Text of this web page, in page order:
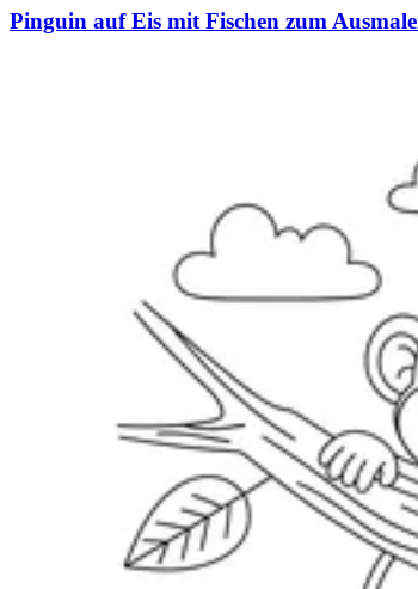
Pinguin auf Eis mit Fischen zum